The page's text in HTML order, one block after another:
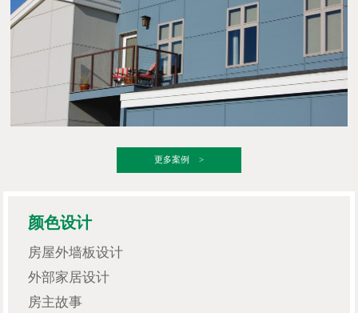
更多案例 >
颜色设计
房屋外墙板设计
外部家居设计
房主故事